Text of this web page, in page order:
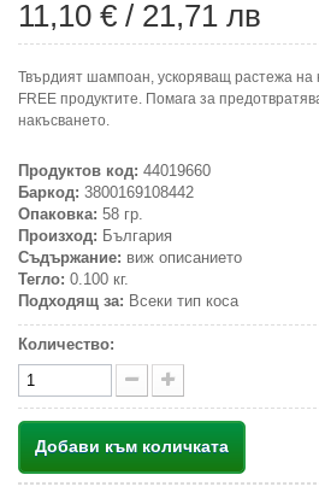
11,10 € / 21,71 лв
Твърдият шампоан, ускоряващ растежа на
FREE продуктите. Помага за
накъсването.
Продуктов код: 44019660
Баркод: 3800169108442
Опаковка: 58 гр.
Произход: България
Съдържание: виж описанието
Тегло: 0.100 кг.
Подходящ за: Всеки тип коса
Количество:
Добави към количката